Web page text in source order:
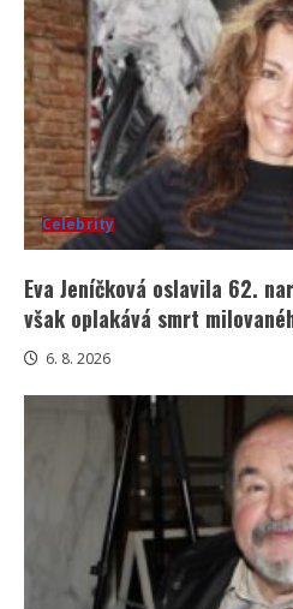
Celebrity
Eva Jeníčková oslavila 62.
však oplakává smrt
6. 8. 2026